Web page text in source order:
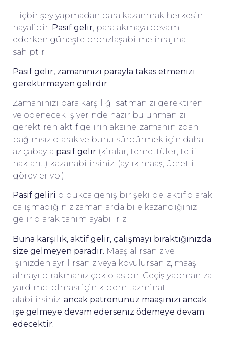
Hiçbir şey yapmadan para kazanmak herkesin
hayalidir. Pasif gelir, para akmaya devam
ederken güneşte bronzlaşabilme imajına
sahiptir
Pasif gelir, zamanınızı parayla takas etmenizi
gerektirmeyen gelirdir
Zamanınızı para karşılığı satmanızı gerektiren
ve ödenecek iş yerinde hazır bulunmanızı
gerektiren aktif gelirin aksine, zamanınızdan
bağımsız olarak ve bunu sürdürmek için daha
az çabayla pasif gelir (kiralar, temettüler, telif
hakları…) kazanabilirsiniz. (aylık maaş, ücretli
görevler vb.).
Pasif geliri oldukça geniş bir şekilde, aktif olarak
çalışmadığınız zamanlarda bile kazandığınız
gelir olarak tanımlayabiliriz.
Buna karşılık, aktif gelir, çalışmayı bıraktığınızda
size gelmeyen paradır. Maaş alırsanız ve
işinizden ayrılırsanız veya kovulursanız, maaş
almayı bırakmanız çok olasıdır. Geçiş yapmanıza
yardımcı olması için kıdem tazminatı
alabilirsiniz, ancak patronunuz maaşınızı ancak
işe gelmeye devam ederseniz ödemeye devam
edecektir.